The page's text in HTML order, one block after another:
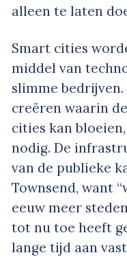
alleen te laten
Smart cities
middel van
slimme
creëren waarin
cities kan
nodig. De
van de publieke
Townsend, want
eeuw meer
tot nu toe heeft
lange tijd aan